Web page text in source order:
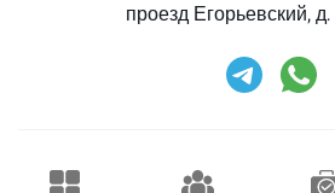
проезд Егорьевский,